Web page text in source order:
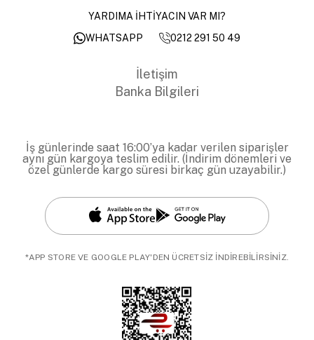
YARDIMA İHTİYACIN VAR MI?
WHATSAPP
0212 291 50 49
İletişim
Banka Bilgileri
İş günlerinde saat 16:00’ya kadar verilen siparişler
aynı gün kargoya teslim edilir. (İndirim dönemleri ve
özel günlerde kargo süresi birkaç gün uzayabilir.)
*APP STORE VE GOOGLE PLAY'DEN ÜCRETSİZ İNDİREBİLİRSİNİZ.